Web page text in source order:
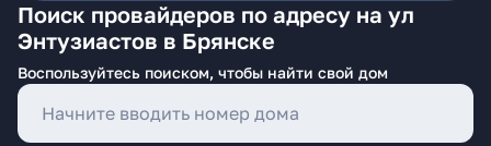
Поиск провайдеров по адресу на ул
Энтузиастов в Брянске
Воспользуйтесь поиском, чтобы найти свой дом